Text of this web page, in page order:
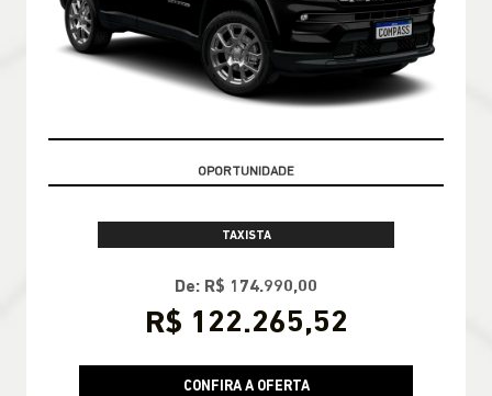
TAXISTA
De: R$ 174.990,00
R$ 122.265,52
CONFIRA A OFERTA